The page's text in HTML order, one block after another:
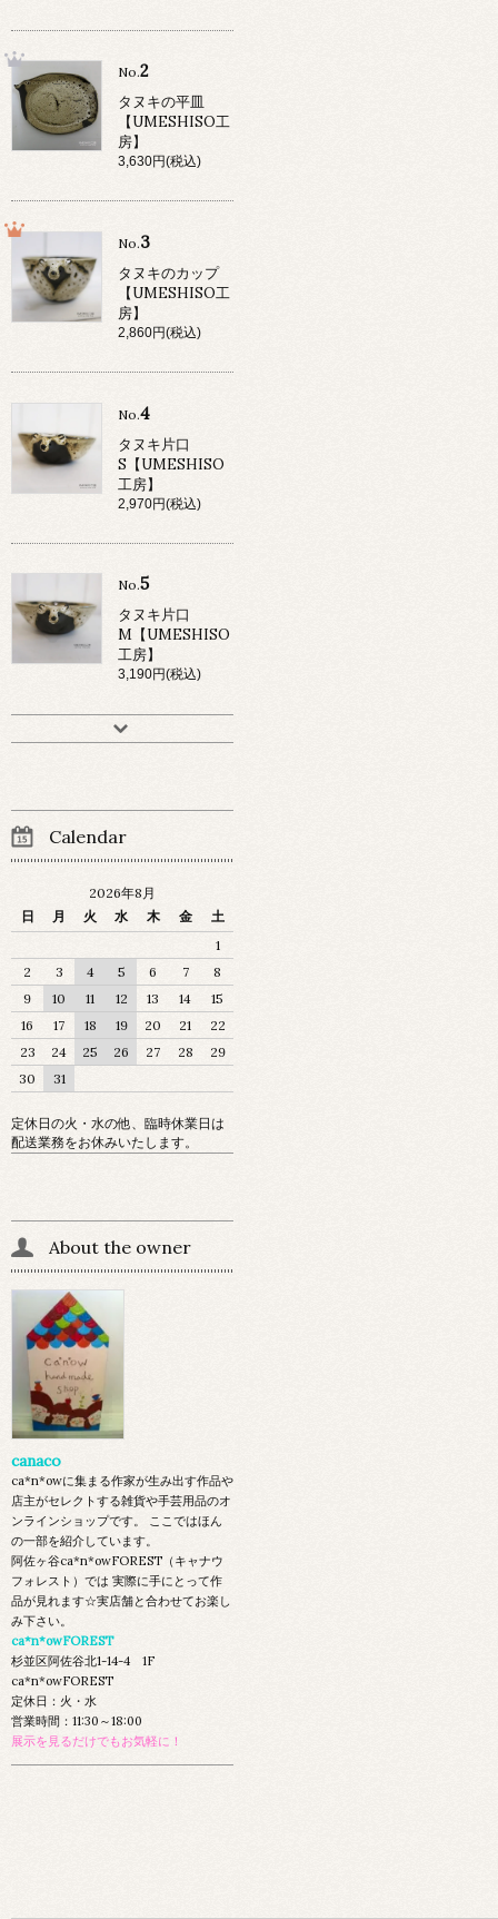
No.2
タヌキの平皿
【UMESHISO工
房】
3,630円(税込)
No.3
タヌキのカップ
【UMESHISO工
房】
2,860円(税込)
No.4
タヌキ片口
S【UMESHISO
工房】
2,970円(税込)
No.5
タヌキ片口
M【UMESHISO
工房】
3,190円(税込)
Calendar
2026年8月
日
月 火 水 木 金
土
1
2
3 4 5 6 7
8
9
10 11 12 13 14
15
16
17 18 19 20 21
22
23
24 25 26 27 28
29
30
31
定休日の火・水の他、臨時休業日は
配送業務をお休みいたします。
About the owner
canaco
ca*n*owに集まる作家が生み出す作品や
店主がセレクトする雑貨や手芸用品のオ
ンラインショップです。 ここではほん
の一部を紹介しています。
阿佐ヶ谷ca*n*owFOREST（キャナウ
フォレスト）では 実際に手にとって作
品が見れます☆実店舗と合わせてお楽し
み下さい。
ca*n*owFOREST
杉並区阿佐谷北1-14-4 1F
ca*n*owFOREST
定休日：火・水
営業時間：11:30～18:00
展示を見るだけでもお気軽に！